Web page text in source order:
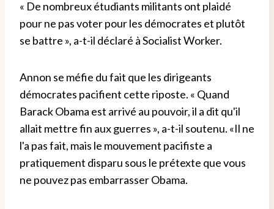
« De nombreux étudiants militants ont plaidé
pour ne pas voter pour les démocrates et plutôt
se battre », a-t-il déclaré à Socialist Worker.
Annon se méfie du fait que les dirigeants
démocrates pacifient cette riposte. « Quand
Barack Obama est arrivé au pouvoir, il a dit qu'il
allait mettre fin aux guerres », a-t-il soutenu. «Il ne
l'a pas fait, mais le mouvement pacifiste a
pratiquement disparu sous le prétexte que vous
ne pouvez pas embarrasser Obama.